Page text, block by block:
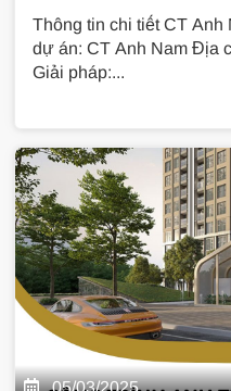
Thông tin chi tiết CT
dự án: CT Anh Nam Địa
Giải pháp:...
05/03/2025